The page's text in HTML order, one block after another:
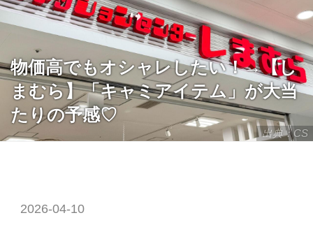
出典：CS
物価高でもオシャレしたい！→【し
まむら】「キャミアイテム」が大当
たりの予感♡
2026-04-10